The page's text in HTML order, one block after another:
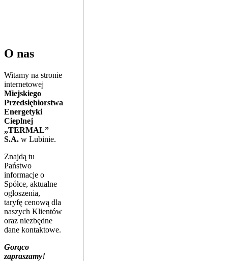
O nas
Witamy na stronie
internetowej
Miejskiego
Przedsiębiorstwa
Energetyki
Cieplnej
„TERMAL”
S.A. w Lubinie.
Znajdą tu
Państwo
informacje o
Spółce, aktualne
ogłoszenia,
taryfę cenową dla
naszych Klientów
oraz niezbędne
dane kontaktowe.
Gorąco
zapraszamy!